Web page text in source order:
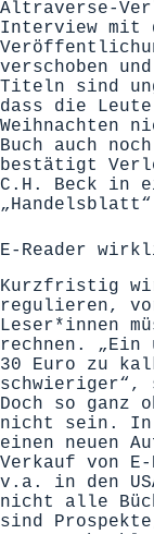
Altraverse-
Interview mit
verschoben
Titeln sind
dass die
Weihnachten
Buch auch
bestätigt
C.H. Beck in
E-Reader
Kurzfristig
regulieren,
Leser*innen
rechnen. „Ein
30 Euro zu
schwieriger“,
Doch so ganz
nicht sein. In
einen neuen
Verkauf von E-
v.a. in den
nicht alle
sind